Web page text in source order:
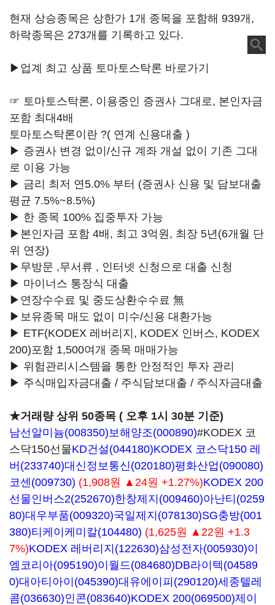
현재 상승종목은 상한가 1개 종목을 포함해 939개,
하락종목은 273개를 기록하고 있다.
▶업계 최고 상품 토마토스탁론 바로가기
☞ 토마토스탁론, 이용중인 증권사 그대로, 본인자금
포함 최대4배
토마토스탁론이란 ?( 연계 신용대출 )
▶ 증권사 변경 없이/신규 계좌 개설 없이 기존 그대
로 이용 가능
▶ 금리 최저 연5.0% 부터 (증권사 신용 및 담보대출
평균 7.5%~8.5%)
▶ 한 종목 100% 집중투자 가능
▶본인자금 포함 4배, 최고 3억원, 최장 5년(6개월 단
위 연장)
▶무방문 ,무서류 , 인터넷 신청으로 대출 신청
▶ 마이너스 통장식 대출
▶연장수수료 및 중도상환수수료 無
▶보유종목 매도 없이 미수/신용 대환가능
▶ ETF(KODEX 레버리지, KODEX 인버스, KODEX
200)포함 1,500여개 종목 매매가능
▶ 위험관리시스템을 통한 안정적인 투자 관리
▶ 주식매입자금대출 / 주식담보대출 / 주식자금대출
★거래량 상위 50종목 ( 오후 1시 30분 기준)
남선알미늄(008350)보해양조(000890)#KODEX 코
스닥150선물KD건설(044180)KODEX 코스닥150 레
버(233740)대신정보통신(020180)평화산업(090080)
코센(009730) (1,908원 ▲24원 +1.27%)KODEX 200
선물인버스2(252670)한창제지(009460)아난티(0259
80)대우부품(009320)국일제지(078130)SG충방(001
380)티케이케미칼(104480) (1,625원 ▲22원 +1.3
7%)KODEX 레버리지(122630)삼성전자(005930)이
엠코리아(095190)이월드(084680)DB라이텍(04589
0)대아티아이(045390)대유에이피(290120)세종텔레
콤(036630)인콘(083640)KODEX 200(069500)제이